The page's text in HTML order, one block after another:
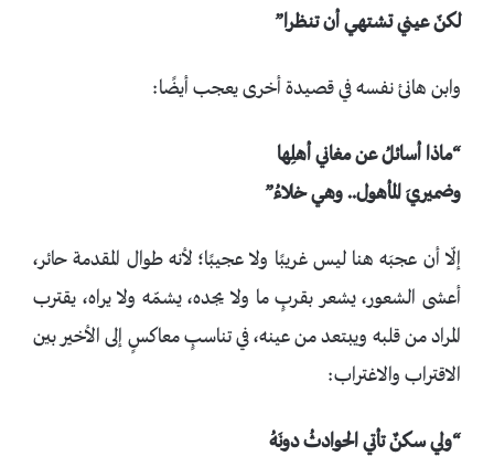
لكنّ عيني تشتهي أن تنظرا”
وابن هانئ نفسه في قصيدة أخرى يعجب أيضًا:
“ماذا أسائلُ عن مغاني أهلِها
وضميريَ المأهول.. وهي خلاءُ”
إلّا أن عجبَه هنا ليس غريبًا ولا عجيبًا؛ لأنه طوال المقدمة حائر،
أعشى الشعور، يشعر بقربٍ ما ولا يجده، يشمّه ولا يراه، يقترب
المراد من قلبه ويبتعد من عينه، في تناسبٍ معاكسٍ إلى الأخير بين
الاقتراب والاغتراب:
“ولي سكنٌ تأتي الحوادثُ دونَهُ